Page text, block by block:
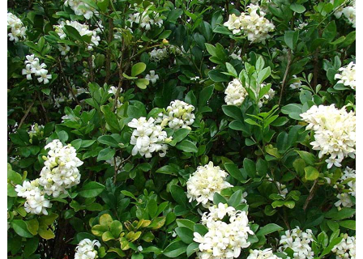
Góc chia sẻ
Liên hệ
Tìm kiếm